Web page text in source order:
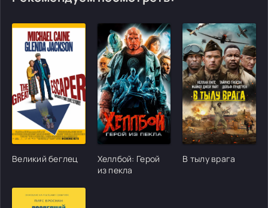
[/xfgiven_cvh_poster_urlcvh_poster_url]
Великий беглец
[/xfgiven_cvh_poster_urlcvh_poster_url]
Хеллбой: Герой
из пекла
[/
В тылу врага